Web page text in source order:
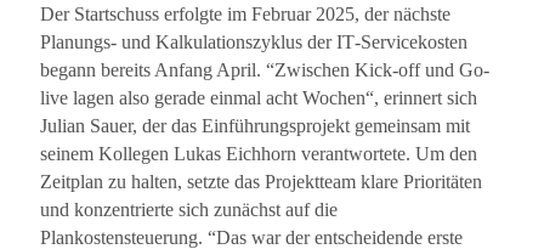
Der Startschuss erfolgte im Februar 2025, der nächste
Planungs‐ und Kalkulationszyklus der IT‐Servicekosten
begann bereits Anfang April. “Zwischen Kick‐off und Go‐
live lagen also gerade einmal acht Wochen“, erinnert sich
Julian Sauer, der das Einführungsprojekt gemeinsam mit
seinem Kollegen Lukas Eichhorn verantwortete. Um den
Zeitplan zu halten, setzte das Projektteam klare Prioritäten
und konzentrierte sich zunächst auf die
Plankostensteuerung. “Das war der entscheidende erste